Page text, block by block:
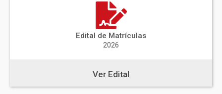
Edital de Matrículas
2026
Ver Edital